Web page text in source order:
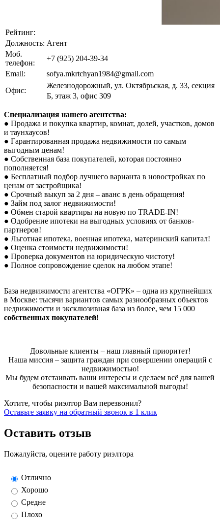
Рейтинг:
Должность: Агент
Моб.
телефон:
+7 (925) 204-39-34
Email:
sofya.mkrtchyan1984@gmail.com
Офис:
Железнодорожный, ул. Октябрьская, д. 33, секция
Б, этаж 3, офис 309
Специализация нашего агентства:
● Продажа и покупка квартир, комнат, долей, участков, домов
и таунхаусов!
● Гарантированная продажа недвижимости по самым
выгодным ценам!
● Собственная база покупателей, которая постоянно
пополняется!
● Бесплатный подбор лучшего варианта в новостройках по
ценам от застройщика!
● Срочный выкуп за 2 дня – аванс в день обращения!
● Займ под залог недвижимости!
● Обмен старой квартиры на новую по TRADE-IN!
● Одобрение ипотеки на выгодных условиях от банков-
партнеров!
● Льготная ипотека, военная ипотека, материнский капитал!
● Оценка стоимости недвижимости!
● Проверка документов на юридическую чистоту!
● Полное сопровождение сделок на любом этапе!
База недвижимости агентства «ОГРК» – одна из крупнейших
в Москве: тысячи вариантов самых разнообразных объектов
недвижимости и эксклюзивная база из более, чем 15 000
собственных покупателей!
Довольные клиенты – наш главный приоритет!
Наша миссия – защита граждан при совершении операций с
недвижимостью!
Мы будем отстаивать ваши интересы и сделаем всё для вашей
безопасности и вашей максимальной выгоды!
Хотите, чтобы риэлтор Вам перезвонил?
Оставьте заявку на обратный звонок в 1 клик
Оставить отзыв
Пожалуйста, оцените работу риэлтора
Отлично
Хорошо
Средне
Плохо